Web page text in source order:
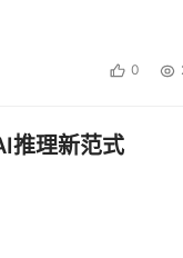
0
推理新范式